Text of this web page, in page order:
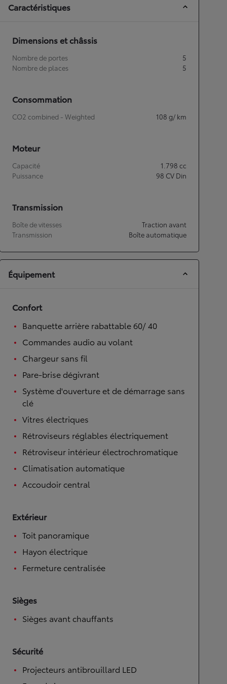
Caractéristiques
Dimensions et châssis
Nombre de portes
5
Nombre de places
5
Consommation
CO2 combined - Weighted 108 g/ km
Moteur
Capacité 1.798 cc
Puissance
98 CV Din
Transmission
Boîte de vitesses
Traction avant
Transmission
Boîte automatique
Équipement
Confort
Banquette arrière rabattable 60/ 40
Commandes audio au volant
Chargeur sans fil
Pare-brise dégivrant
Système d'ouverture et de démarrage sans
clé
Vitres électriques
Rétroviseurs réglables électriquement
Rétroviseur intérieur électrochromatique
Climatisation automatique
Accoudoir central
Extérieur
Toit panoramique
Hayon électrique
Fermeture centralisée
Sièges
Sièges avant chauffants
Sécurité
Projecteurs antibrouillard LED